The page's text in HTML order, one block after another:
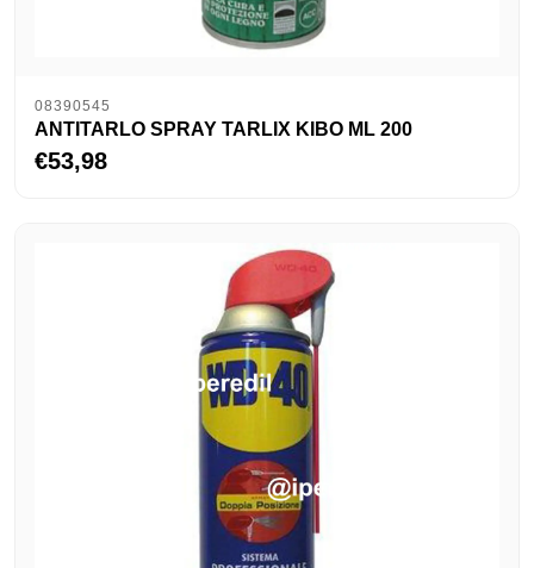
08390545
ANTITARLO SPRAY TARLIX KIBO ML 200
€53,98